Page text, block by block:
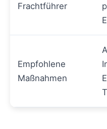
Frachtführer
Empfohlene
Maßnahmen